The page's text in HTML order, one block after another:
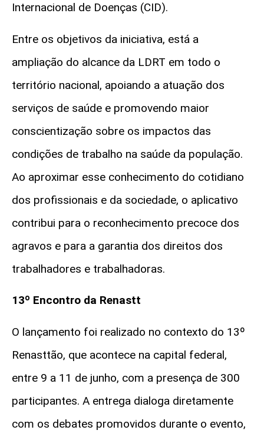
Internacional de Doenças (CID).
Entre os objetivos da iniciativa, está a
ampliação do alcance da LDRT em todo o
território nacional, apoiando a atuação dos
serviços de saúde e promovendo maior
conscientização sobre os impactos das
condições de trabalho na saúde da população.
Ao aproximar esse conhecimento do cotidiano
dos profissionais e da sociedade, o aplicativo
contribui para o reconhecimento precoce dos
agravos e para a garantia dos direitos dos
trabalhadores e trabalhadoras.
13º Encontro da Renastt
O lançamento foi realizado no contexto do 13º
Renasttão, que acontece na capital federal,
entre 9 a 11 de junho, com a presença de 300
participantes. A entrega dialoga diretamente
com os debates promovidos durante o evento,